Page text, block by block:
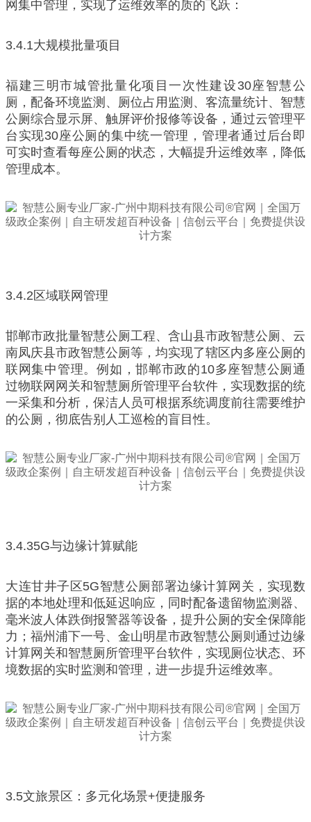
网集中管理，实现了运维效率的质的飞跃：
3.4.1大规模批量项目
福建三明市城管批量化项目一次性建设30座智慧公
厕，配备环境监测、厕位占用监测、客流量统计、智慧
公厕综合显示屏、触屏评价报修等设备，通过云管理平
台实现30座公厕的集中统一管理，管理者通过后台即
可实时查看每座公厕的状态，大幅提升运维效率，降低
管理成本。
3.4.2区域联网管理
邯郸市政批量智慧公厕工程、含山县市政智慧公厕、云
南凤庆县市政智慧公厕等，均实现了辖区内多座公厕的
联网集中管理。例如，邯郸市政的10多座智慧公厕通
过物联网网关和智慧厕所管理平台软件，实现数据的统
一采集和分析，保洁人员可根据系统调度前往需要维护
的公厕，彻底告别人工巡检的盲目性。
3.4.35G与边缘计算赋能
大连甘井子区5G智慧公厕部署边缘计算网关，实现数
据的本地处理和低延迟响应，同时配备遗留物监测器、
毫米波人体跌倒报警器等设备，提升公厕的安全保障能
力；福州浦下一号、金山明星市政智慧公厕则通过边缘
计算网关和智慧厕所管理平台软件，实现厕位状态、环
境数据的实时监测和管理，进一步提升运维效率。
3.5文旅景区：多元化场景+便捷服务